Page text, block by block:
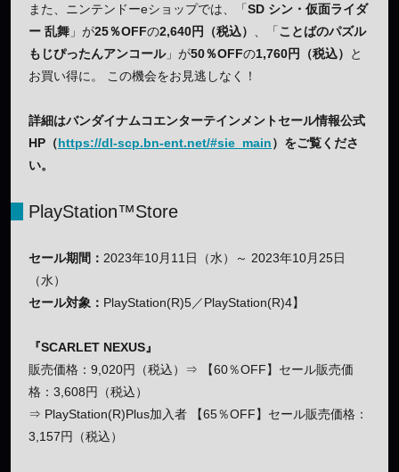
また、ニンテンドーeショップでは、「SD シン・仮面ライダ
ー 乱舞 」が25％OFFの2,640円（税込） 、「ことばのパズル
もじぴったんアンコール」が50％OFFの1,760円（税込）
と
お買い得に。 この機会をお見逃しなく！
詳細はバンダイナムコエンターテインメントセール情報公式
HP（https://dl-scp.bn-ent.net/#sie_main）をご覧くださ
い。
PlayStation™Store
セール期間： 2023年10月11日（水）～ 2023年10月25日
（水）
セール対象： PlayStation(R)5／PlayStation(R)4】
『SCARLET NEXUS』
販売価格：9,020円（税込）⇒ 【60％OFF】セール販売価
格：3,608円（税込）
⇒ PlayStation(R)Plus加入者 【65％OFF】セール販売価格：
3,157円（税込）